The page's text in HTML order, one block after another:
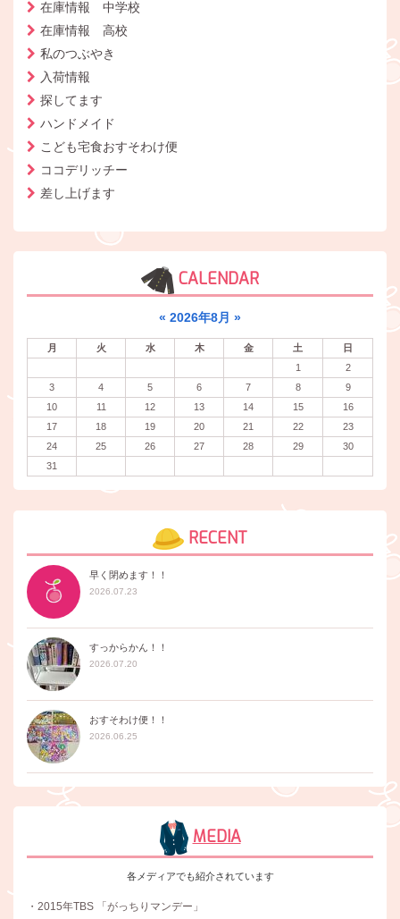
在庫情報 中学校
在庫情報 高校
私のつぶやき
入荷情報
探してます
ハンドメイド
こども宅食おすそわけ便
ココデリッチー
差し上げます
CALENDAR
« 2026年8月 »
月 火 水 木 金 土
日
1
2
3
4 5 6 7 8
9
10
11 12 13 14 15
16
17
18 19 20 21 22
23
24
25 26 27 28 29
30
31
RECENT
早く閉めます！！
2026.07.23
すっからかん！！
2026.07.20
おすそわけ便！！
2026.06.25
MEDIA
各メディアでも紹介されています
・2015年TBS 「がっちりマンデー」